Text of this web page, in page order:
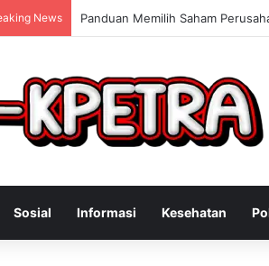
News Keterampilan Konsultan Bisnis
Sosial Informasi Kesehatan